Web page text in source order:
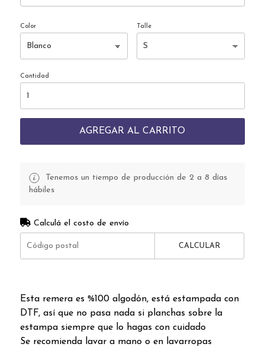
Color Talle
Cantidad
AGREGAR AL CARRITO
Tenemos un tiempo de producción de 2 a 8 días
hábiles
Calculá el costo de envío
CALCULAR
Esta remera es %100 algodón, está estampada con
DTF, así que no pasa nada si planchas sobre la
estampa siempre que lo hagas con cuidado
Se recomienda lavar a mano o en lavarropas